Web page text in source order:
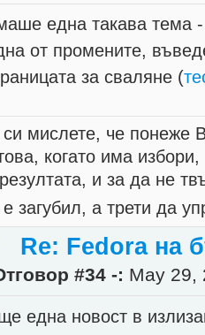
една такава тема
от промените,
за сваляне (
мислете, че понеже
когато има
и за да не
загубил, а трети да
Re: Fedora на
#34 -: May 29,
една новост в